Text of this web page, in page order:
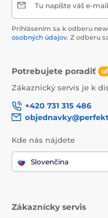
Tu napíšte váš e-mail
Prihlásením sa k odberu
osobných údajov. Z odberu
Potrebujete poradiť
Zákaznický servis je k
+420 731 315 486
Kde nás nájdete
Slovenčina
Zákaznícky servis